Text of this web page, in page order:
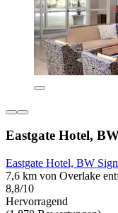
Eastgate Hotel,
Eastgate Hotel, BW
7,6 km von Overlake
8,8/10
Hervorragend